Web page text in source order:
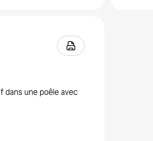
dans une poêle avec